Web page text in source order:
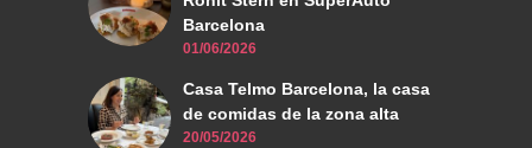
Barcelona
01/06/2026
Casa Telmo Barcelona, la casa
de comidas de la zona alta
20/05/2026